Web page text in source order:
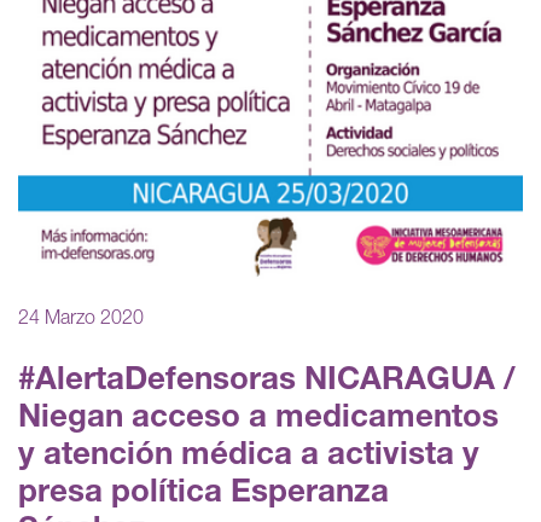
24 Marzo 2020
#AlertaDefensoras NICARAGUA /
Niegan acceso a medicamentos
y atención médica a activista y
presa política Esperanza